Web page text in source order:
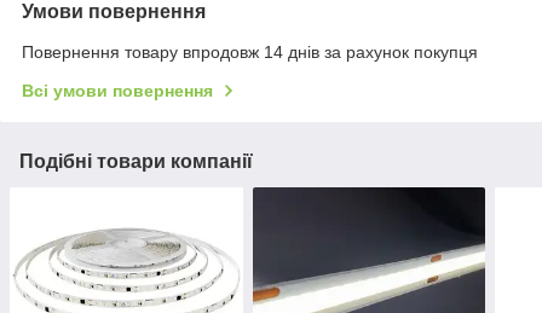
Умови повернення
Повернення товару впродовж 14 днів за рахунок покупця
Всі умови повернення
Подібні товари компанії